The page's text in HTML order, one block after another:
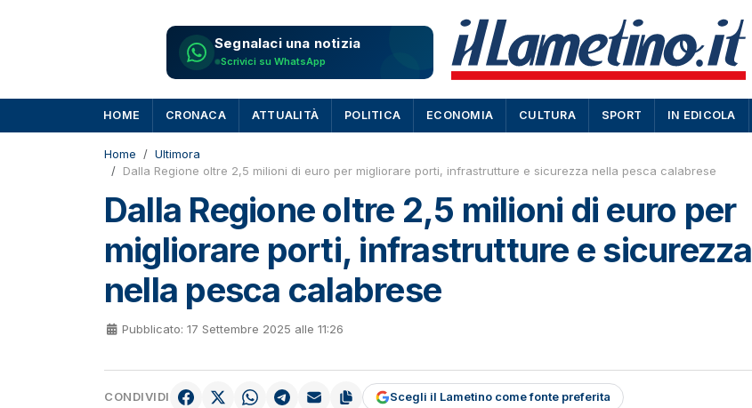
Segnalaci una notizia
Scrivici su WhatsApp
HOME CRONACA ATTUALITÀ POLITICA ECONOMIA CULTURA SPORT IN EDICOLA
Home
Ultimora
Dalla Regione oltre 2,5 milioni di euro per migliorare porti, infrastrutture e sicurezza nella pesca calabrese
Dalla Regione oltre 2,5 milioni di euro per
migliorare porti, infrastrutture e sicurezza
nella pesca calabrese
Pubblicato: 17 Settembre 2025 alle 11:26
CONDIVIDI Scegli il Lametino come fonte preferita